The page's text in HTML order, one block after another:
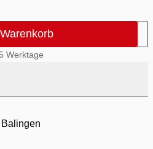
Werktage
Balingen